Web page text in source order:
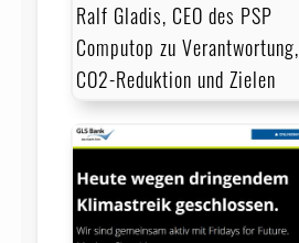
Ralf Gladis, CEO des PSP
Computop zu Verantwortung,
CO2-Reduktion und Zielen